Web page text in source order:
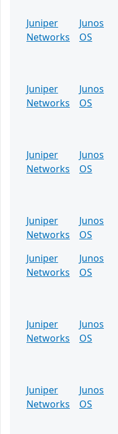
Juniper
Networks
Junos
OS
Juniper
Networks
Junos
OS
Juniper
Networks
Junos
OS
Juniper
Networks
Junos
OS
Juniper
Networks
Junos
OS
Juniper
Networks
Junos
OS
Juniper
Networks
Junos
OS